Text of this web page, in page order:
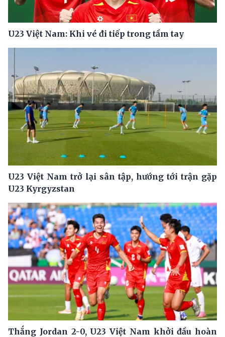
U23 Việt Nam: Khi vé đi tiếp trong tầm tay
U23 Việt Nam trở lại sân tập, hướng tới trận gặp
U23 Kyrgyzstan
Thắng Jordan 2-0, U23 Việt Nam khởi đầu hoàn